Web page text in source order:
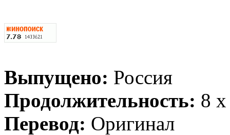
Выпущено: Россия
Продолжительность: 8
Перевод: Оригинал